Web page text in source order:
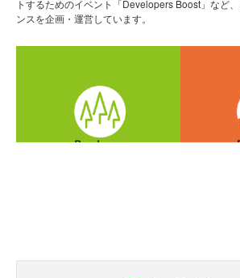
トするためのイベント「Developers Boost」など
ンスを企画・運営しています。